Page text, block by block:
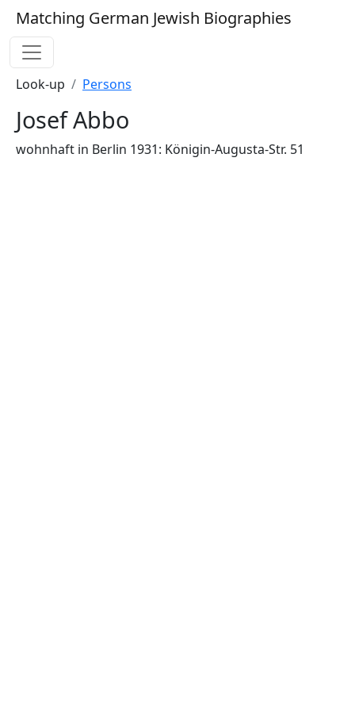
Matching German Jewish Biographies
Look-up Persons
Josef Abbo
wohnhaft in Berlin 1931: Königin-Augusta-Str. 51